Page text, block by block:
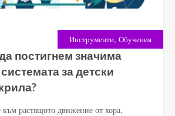
Инструменти, Обучения
постигнем значима
за детски
към растящото движение от хора,